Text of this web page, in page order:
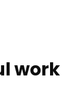
work